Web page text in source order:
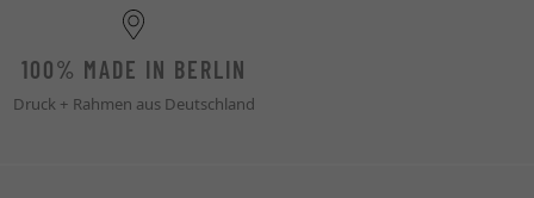
100% MADE IN BERLIN
Druck + Rahmen aus Deutschland